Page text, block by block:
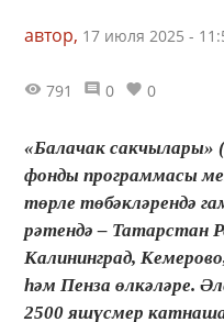
автор, 17 июля 2025 -
791 0 0
«Балачак сакчылары»
фонды программасы
төрле төбәкләрендә
рәтендә – Татарстан
Калининград,
һәм Пенза өлкәләре.
2500 яшүсмер